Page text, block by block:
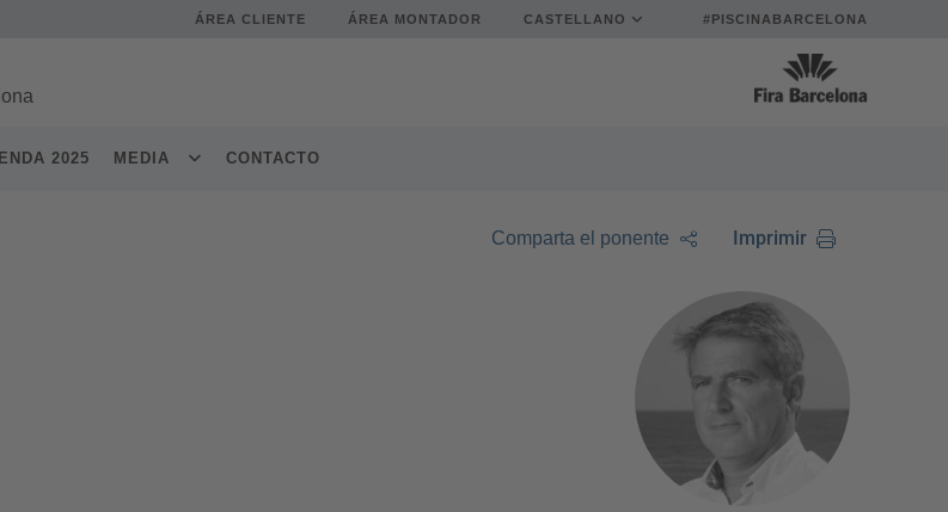
ÁREA CLIENTE ÁREA MONTADOR CASTELLANO #PISCINABARCELONA
2025 MEDIA CONTACTO
Comparta el ponente Imprimir